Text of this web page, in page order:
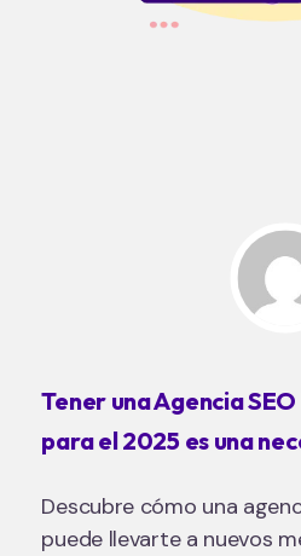
Tener una Agencia
para el 2025 es una
Descubre cómo una
puede llevarte a nuevos